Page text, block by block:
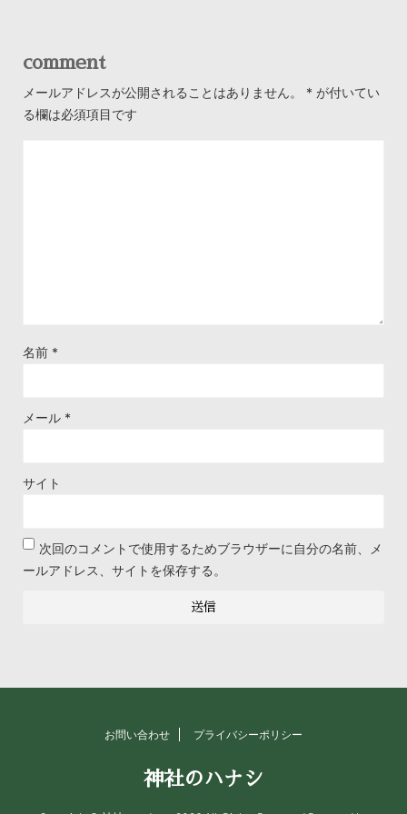
comment
メールアドレスが公開されることはありません。 * が付いてい
る欄は必須項目です
名前 *
メール *
サイト
次回のコメントで使用するためブラウザーに自分の名前、メ
ールアドレス、サイトを保存する。
お問い合わせ プライバシーポリシー
神社のハナシ